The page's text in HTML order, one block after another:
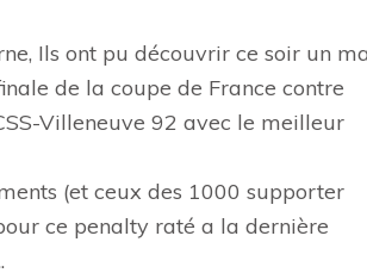
Ils ont pu découvrir ce soir un
de la coupe de France contre
Villeneuve 92 avec le meilleur
(et ceux des 1000 supporter
ce penalty raté a la dernière